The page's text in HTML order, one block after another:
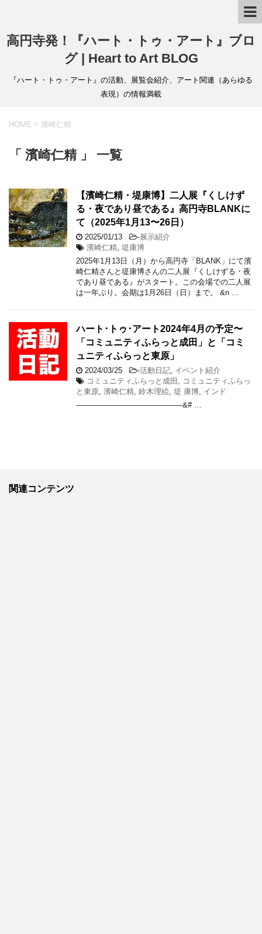
高円寺発！『ハート・トゥ・アート』ブロ
グ | Heart to Art BLOG
『ハート・トゥ・アート』の活動、展覧会紹介、アート関連（あらゆる
表現）の情報満載
HOME > 濱崎仁精
「 濱崎仁精 」 一覧
【濱崎仁精・堤康博】二人展『くしけず
る・夜であり昼である』高円寺BLANKに
て（2025年1月13〜26日）
2025/01/13 -展示紹介
濱崎仁精 堤康博
2025年1月13日（月）から高円寺「BLANK」にて濱
崎仁精さんと堤康博さんの二人展『くしけずる・夜
であり昼である』がスタート。この会場での二人展
は一年ぶり。会期は1月26日（日）まで。 &n …
ハート･トゥ･アート2024年4月の予定〜
「コミュニティふらっと成田」と「コミ
ュニティふらっと東原」
2024/03/25 -活動日記 イベント紹介
コミュニティふらっと成田
コミュニティふらっ
と東原 濱崎仁精 鈴木理絵 堤 康博 インド
——————————————&# …
関連コンテンツ